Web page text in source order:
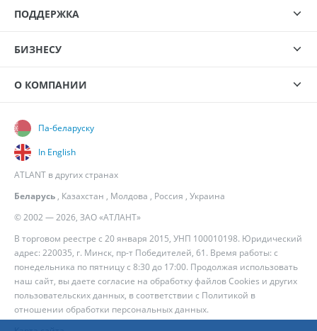
ПОДДЕРЖКА
БИЗНЕСУ
О КОМПАНИИ
© 2002 — 2026, ЗАО «АТЛАНТ»
В торговом реестре с 20 января 2015, УНП 100010198. Юридический
адрес: 220035, г. Минск, пр-т Победителей, 61. Время работы: с
понедельника по пятницу с 8:30 до 17:00. Продолжая использовать
наш сайт, вы даете согласие на обработку файлов Cookies и других
пользовательских данных, в соответствии с Политикой в
отношении обработки персональных данных.
Па-беларуску
In English
ATLANT в других странах
Беларусь , Казахстан , Молдова , Россия , Украина